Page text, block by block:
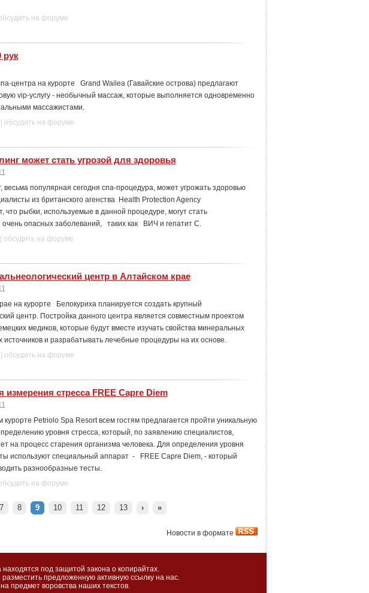
на форуме
рук
центра на курорте Grand Wailea (Гавайские острова) предлагают
vip-услугу - необычный массаж, которые выполняется одновременно
массажистами.
обсудить на форуме
может стать угрозой для здоровья
весьма популярная сегодня спа-процедура, может угрожать здоровью
из британского агенства Health Protection Agency
что рыбки, используемые в данной процедуре, могут стать
очень опасных заболеваний, таких как ВИЧ и гепатит С.
обсудить на форуме
центр в Алтайском крае
на курорте Белокуриха планируется создать крупный
центр. Постройка данного центра является совместным проектом
медиков, которые будут вместе изучать свойства минеральных
источников и разрабатывать лечебные процедуры на их основе.
обсудить на форуме
измерения стресса FREE Capre Diem
курорте Petriolo Spa Resort всем гостям предлагается пройти уникальную
уровня стресса, который, по заявлению специалистов,
на процесс старения организма человека. Для определения уровня
используют специальный аппарат - FREE Capre Diem, - который
разнообразные тесты.
на форуме
7 8 9 10 11 12 13 › »
Новости в формате
под защитой закона о копирайтах.
предложенную активную ссылку на нас.
предмет воровства наших текстов.